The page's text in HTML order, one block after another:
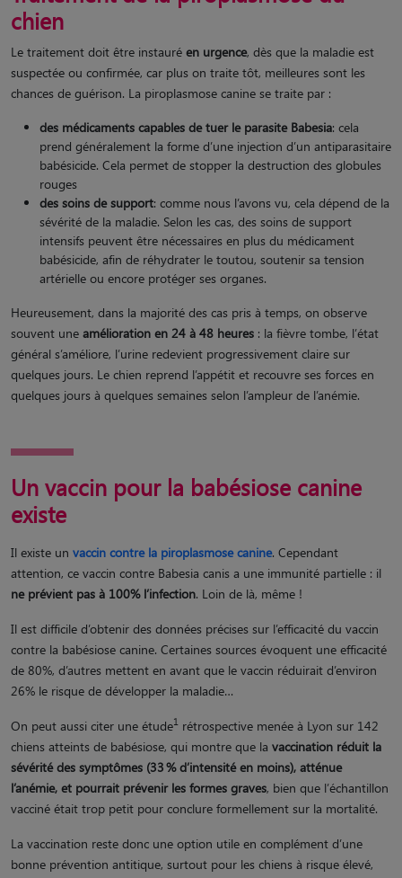
chien
Le traitement doit être instauré en urgence, dès que la maladie est
suspectée ou confirmée, car plus on traite tôt, meilleures sont les
chances de guérison. La piroplasmose canine se traite par :
des médicaments capables de tuer le parasite Babesia: cela
prend généralement la forme d’une injection d’un antiparasitaire
babésicide. Cela permet de stopper la destruction des globules
rouges
des soins de support: comme nous l’avons vu, cela dépend de la
sévérité de la maladie. Selon les cas, des soins de support
intensifs peuvent être nécessaires en plus du médicament
babésicide, afin de réhydrater le toutou, soutenir sa tension
artérielle ou encore protéger ses organes​.
Heureusement, dans la majorité des cas pris à temps, on observe
souvent une amélioration en 24 à 48 heures : la fièvre tombe, l’état
général s’améliore, l’urine redevient progressivement claire sur
quelques jours. Le chien reprend l’appétit et recouvre ses forces en
quelques jours à quelques semaines selon l’ampleur de l’anémie.
Un vaccin pour la babésiose canine
existe
Il existe un vaccin contre la piroplasmose canine. Cependant
attention, ce vaccin contre Babesia canis a une immunité partielle : il
ne prévient pas à 100% l’infection. Loin de là, même !
Il est difficile d’obtenir des données précises sur l’efficacité du vaccin
contre la babésiose canine. Certaines sources évoquent une efficacité
de 80%, d’autres mettent en avant que le vaccin réduirait d’environ
26% le risque de développer la maladie…
On peut aussi citer une étude1 rétrospective menée à Lyon sur 142
chiens atteints de babésiose, qui montre que la vaccination réduit la
sévérité des symptômes (33% d’intensité en moins), atténue
l’anémie, et pourrait prévenir les formes graves, bien que l’échantillon
vacciné était trop petit pour conclure formellement sur la mortalité.
La vaccination reste donc une option utile en complément d’une
bonne prévention antitique, surtout pour les chiens à risque élevé,